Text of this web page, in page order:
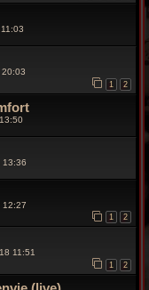
1 2
13:36
12:27
1 2
11:51
1 2